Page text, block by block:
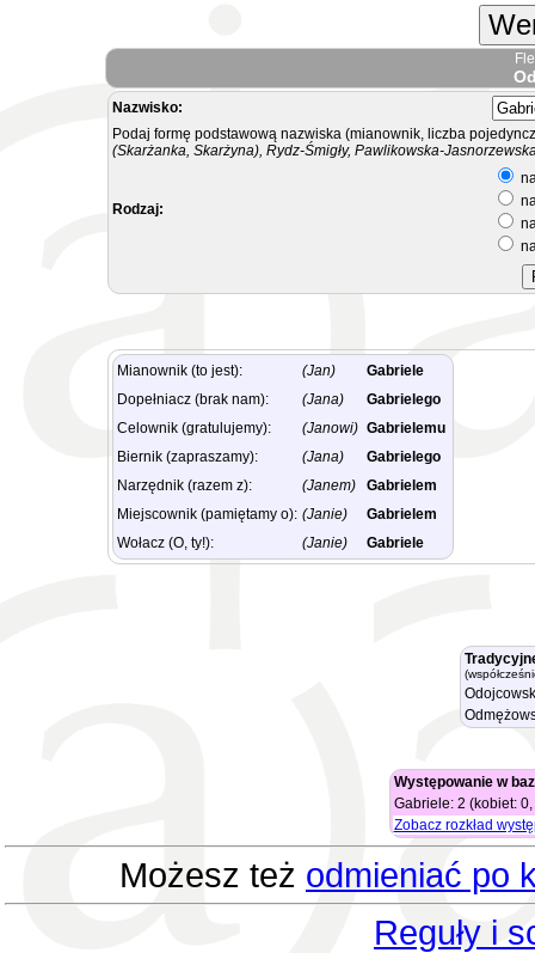
Nazwisko:
Podaj formę podstawową nazwiska (mianownik, liczba
(Skarżanka, Skarżyna), Rydz-Śmigły, Pawlikowska-
Rodzaj:
Mianownik (to jest): (Jan)
Gabriele
Dopełniacz (brak nam):
(Jana)
Gabrielego
Celownik (gratulujemy):
(Janowi) Gabrielemu
Biernik (zapraszamy):
(Jana)
Gabrielego
Narzędnik (razem z):
(Janem)
Gabrielem
Miejscownik (pamiętamy o): (Janie)
Gabrielem
Wołacz (O, ty!):
(Janie) Gabriele
Występowanie w
Gabriele: 2 (kobiet:
Zobacz rozkład
Możesz też odmieniać po
Reguły i